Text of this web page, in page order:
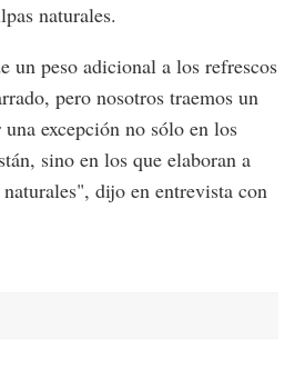
naturales.
un peso adicional a los refrescos
pero nosotros traemos un
excepción no sólo en los
sino en los que elaboran a
dijo en entrevista con